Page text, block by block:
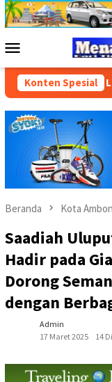
Loncat
ke
Mobile
Konten Spesial
dan Layanan
Beranda Kota Ambon
Saadiah
Hadir pada
Dorong
dengan
Admin
17 Maret 2025
14